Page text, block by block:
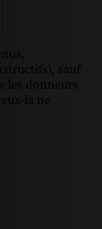
sauf
les donneurs
là ne